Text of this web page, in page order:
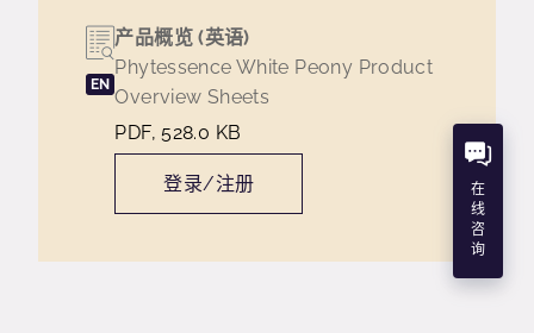
EN
产品概览 (英语)
Phytessence White Peony Product
Overview Sheets
PDF, 528.0 KB
登录/注册
在
线
咨
询